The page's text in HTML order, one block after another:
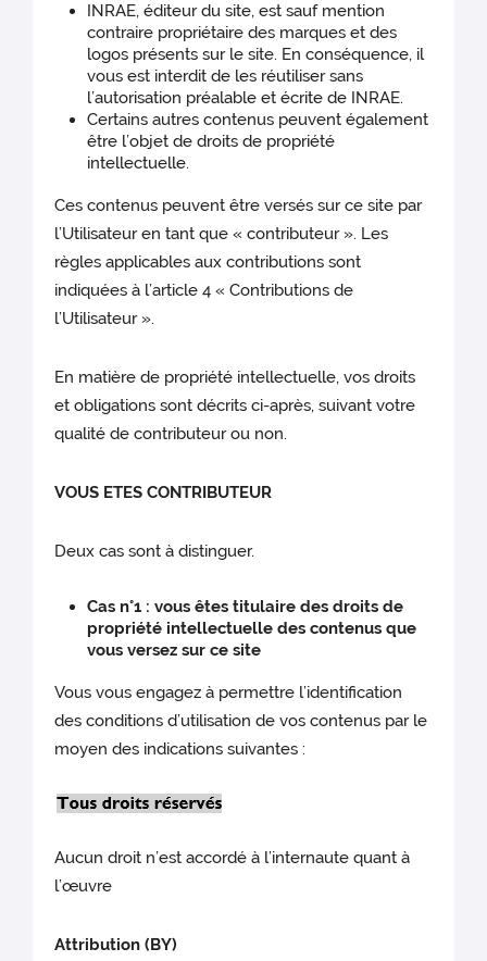
INRAE, éditeur du site, est sauf mention
contraire propriétaire des marques et des
logos présents sur le site. En conséquence, il
vous est interdit de les réutiliser sans
l’autorisation préalable et écrite de INRAE.
Certains autres contenus peuvent également
être l’objet de droits de propriété
intellectuelle.
Ces contenus peuvent être versés sur ce site par
l’Utilisateur en tant que « contributeur ». Les
règles applicables aux contributions sont
indiquées à l’article 4 « Contributions de
l’Utilisateur ».
En matière de propriété intellectuelle, vos droits
et obligations sont décrits ci-après, suivant votre
qualité de contributeur ou non.
VOUS ETES CONTRIBUTEUR
Deux cas sont à distinguer.
Cas n°1 : vous êtes titulaire des droits de
propriété intellectuelle des contenus que
vous versez sur ce site
Vous vous engagez à permettre l’identification
des conditions d’utilisation de vos contenus par le
moyen des indications suivantes :
Aucun droit n’est accordé à l’internaute quant à
l’œuvre
Attribution (BY)